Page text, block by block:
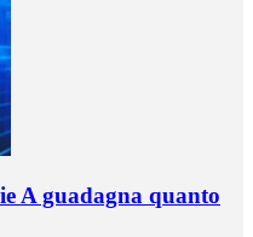
A guadagna quanto